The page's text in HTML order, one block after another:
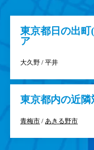
東京都日の出町
ア
大久野 / 平井
東京都内の近隣
青梅市 / あきる野市